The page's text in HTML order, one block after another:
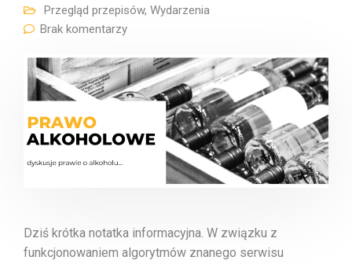
Przegląd przepisów, Wydarzenia
Brak komentarzy
Dziś krótka notatka informacyjna. W związku z
funkcjonowaniem algorytmów znanego serwisu